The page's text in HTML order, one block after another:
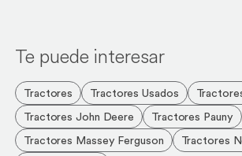
Te puede interesar
Tractores Tractores Usados
Tractores John Deere
Tractores Pauny
Tractores Massey Ferguson
Tractores